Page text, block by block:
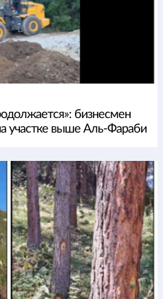
бизнесмен
участке выше Аль-Фараби